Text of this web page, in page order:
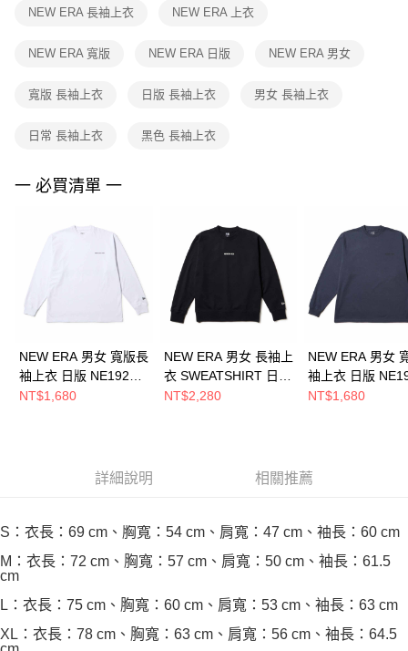
客戶支援中心」https://netprotections.freshdesk.com/support/home
１．透過由恩沛科技股份有限公司提供之「AFTEE先享後付」服務完成之交
權轉讓予恩沛科技股份有限公司。
３．未成年的使用者請事先徵得法定代理人或監護人之同意方可使用
４．使用「AFTEE先享後付」時，將依據個別帳號之用戶狀況，依本公司即
５．嚴禁一人註冊多個帳號或使用他人資訊註冊。若發現惡意使用之情形，
恩沛科技股份有限公司將有權停止該用戶之使用額度並採取法律行動。
NEW ERA 長袖上衣 NEW ERA 上衣
NEW ERA 寬版 NEW ERA 日版 NEW ERA 男女
寬版 長袖上衣 日版 長袖上衣 男女 長袖上衣
日常 長袖上衣 黑色 長袖上衣
一 必買清單 一
NEW ERA 男女 寬版長
袖上衣 日版 NE1920
白 NE14735118
NT$1,680
NEW ERA 男女 長袖上
衣 SWEATSHIRT 日版
NE1920 黑
NT$2,280
NEW ERA 男女
袖上衣 日版
深灰
NT$1,680
詳細說明 相關推薦
S：衣長：69 cm、胸寬：54 cm、肩寬：47 cm、袖長：60 cm
M：衣長：72 cm、胸寬：57 cm、肩寬：50 cm、袖長：61.5
cm
L：衣長：75 cm、胸寬：60 cm、肩寬：53 cm、袖長：63 cm
XL：衣長：78 cm、胸寬：63 cm、肩寬：56 cm、袖長：64.5